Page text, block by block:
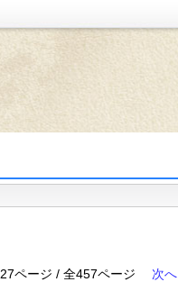
27ページ / 全457ページ 次へ